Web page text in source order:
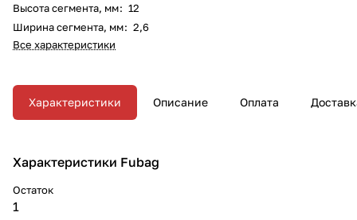
Высота сегмента, мм: 12
Ширина сегмента, мм: 2,6
Все характеристики
Характеристики Описание Оплата
Характеристики Fubag
Остаток
1